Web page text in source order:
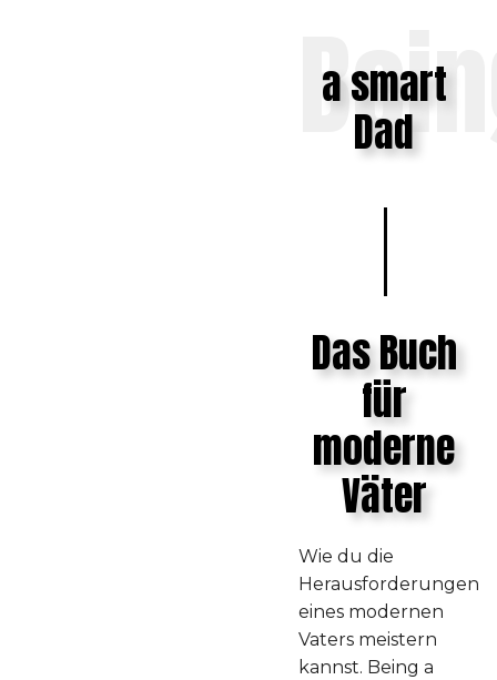
a smart
Dad
Das Buch
für
moderne
Väter
Wie du die
Herausforderungen
eines modernen
Vaters meistern
kannst. Being a